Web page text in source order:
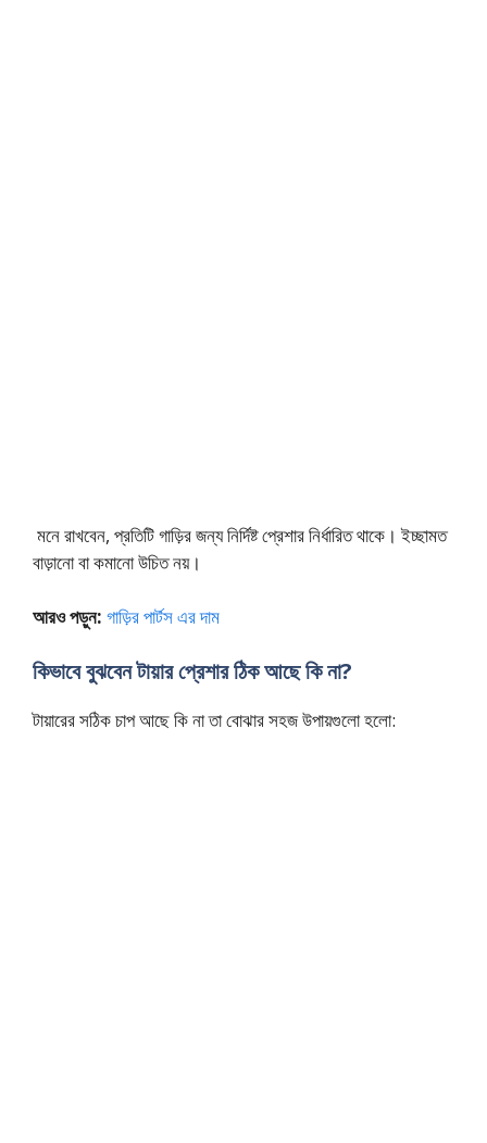
মনে রাখবেন, প্রতিটি গাড়ির জন্য নির্দিষ্ট প্রেশার নির্ধারিত থাকে। ইচ্ছামত
বাড়ানো বা কমানো উচিত নয়।
আরও পড়ুন: গাড়ির পার্টস এর দাম
কিভাবে বুঝবেন টায়ার প্রেশার ঠিক আছে কি না?
টায়ারের সঠিক চাপ আছে কি না তা বোঝার সহজ উপায়গুলো হলো: